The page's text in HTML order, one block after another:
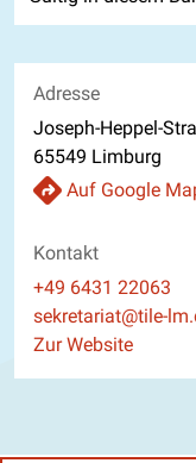
Adresse
Joseph-Heppel-
65549 Limburg
Auf Google
Kontakt
Telefon
+49 6431 22063
E-Mail
sekretariat@tile-
Website
Zur Website